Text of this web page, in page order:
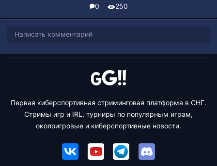
0
250
Написать комментарий
Первая киберспортивная стриминговая платформа в СНГ.
Стримы игр и IRL, турниры по популярным играм,
околоигровые и киберспортивные новости.